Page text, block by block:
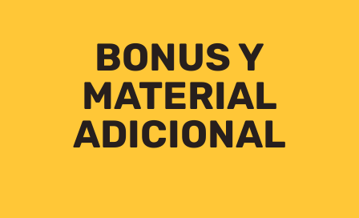
BONUS Y
MATERIAL
ADICIONAL